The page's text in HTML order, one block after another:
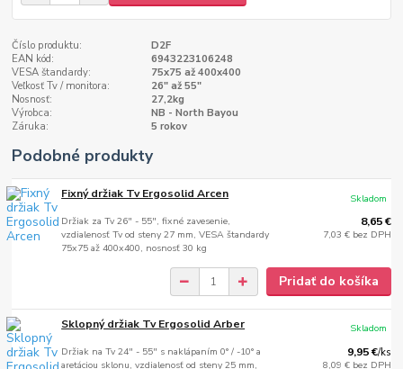
Číslo produktu:
D2F
EAN kód:
6943223106248
VESA štandardy:
75x75 až 400x400
Veľkosť Tv / monitora:
26" až 55"
Nosnosť:
27,2kg
Výrobca:
NB - North Bayou
Záruka:
5 rokov
Podobné produkty
Fixný držiak Tv Ergosolid Arcen
Držiak za Tv 26" - 55", fixné zavesenie,
vzdialenosť Tv od steny 27 mm, VESA štandardy
75x75 až 400x400, nosnosť 30 kg
8,65 €
7,03 € bez DPH
Skladom
Pridať do košíka
Sklopný držiak Tv Ergosolid Arber
Držiak na Tv 24" - 55" s naklápaním 0° / -10° a
aretáciou sklonu, vzdialenosť od steny 25 mm,
9,95 €/ks
8,09 € bez DPH
Skladom